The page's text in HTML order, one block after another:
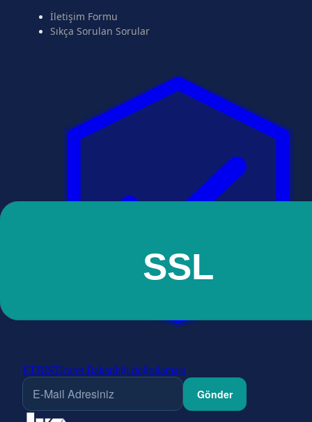
İletişim Formu
Sıkça Sorulan Sorular
ETBİSTicaret Bakanlığı doğrulaması
Gönder